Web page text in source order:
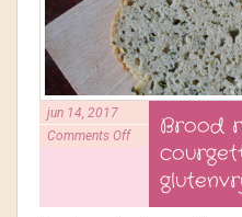
jun 14, 2017
Comments Off
Brood